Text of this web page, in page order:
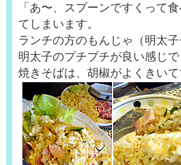
「あ〜、スプーンですくって
てしまいます。
ランチの方のもんじゃ（明太
明太子のプチプチが良い感じで
焼きそばは、胡椒がよくきい